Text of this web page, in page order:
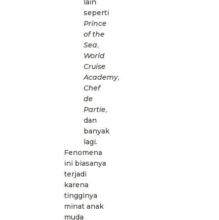
lain
seperti
Prince
of the
Sea,
World
Cruise
Academy,
Chef
de
Partie,
dan
banyak
lagi.
Fenomena
ini biasanya
terjadi
karena
tingginya
minat anak
muda